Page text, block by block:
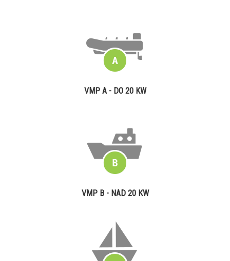
VMP A - DO 20 KW
VMP B - NAD 20 KW